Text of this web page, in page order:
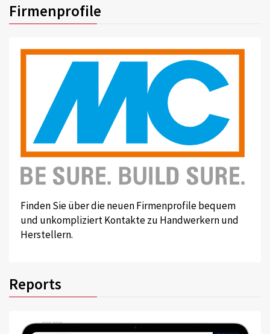
Firmenprofile
Finden Sie über die neuen Firmenprofile bequem
und unkompliziert Kontakte zu Handwerkern und
Herstellern.
Reports